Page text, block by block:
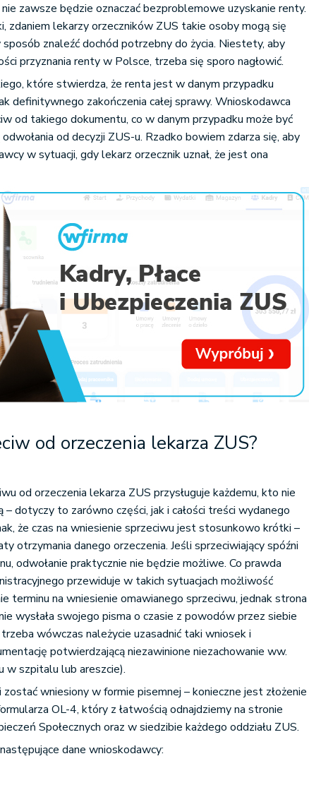
zawsze będzie oznaczać bezproblemowe uzyskanie renty.
zdaniem lekarzy orzeczników ZUS takie osoby mogą się
znaleźć dochód potrzebny do życia. Niestety, aby
przyznania renty w Polsce, trzeba się sporo nagłowić.
które stwierdza, że renta jest w danym przypadku
definitywnego zakończenia całej sprawy. Wnioskodawca
od takiego dokumentu, co w danym przypadku może być
od decyzji ZUS-u. Rzadko bowiem zdarza się, aby
w sytuacji, gdy lekarz orzecznik uznał, że jest ona
od orzeczenia lekarza ZUS?
od orzeczenia lekarza ZUS przysługuje każdemu, kto nie
– dotyczy to zarówno części, jak i całości treści wydanego
że czas na wniesienie sprzeciwu jest stosunkowo krótki –
otrzymania danego orzeczenia. Jeśli sprzeciwiający spóźni
odwołanie praktycznie nie będzie możliwe. Co prawda
przewiduje w takich sytuacjach możliwość
terminu na wniesienie omawianego sprzeciwu, jednak strona
wysłała swojego pisma o czasie z powodów przez siebie
wówczas należycie uzasadnić taki wniosek i
potwierdzającą niezawinione niezachowanie ww.
w szpitalu lub areszcie).
wniesiony w formie pisemnej – konieczne jest złożenie
OL-4, który z łatwością odnajdziemy na stronie
Społecznych oraz w siedzibie każdego oddziału ZUS.
dane wnioskodawcy: